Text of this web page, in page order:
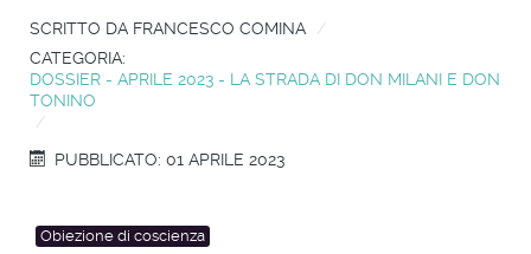
SCRITTO DA FRANCESCO COMINA
CATEGORIA:
DOSSIER - APRILE 2023 - LA STRADA DI DON MILANI E DON
TONINO
PUBBLICATO: 01 APRILE 2023
Obiezione di coscienza